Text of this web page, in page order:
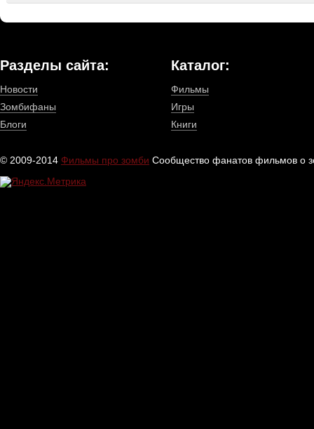
Разделы сайта:
Новости
Зомбифаны
Блоги
Каталог:
Фильмы
Игры
Книги
© 2009-2014 Фильмы про зомби Сообщество фанатов фильмов о